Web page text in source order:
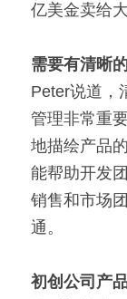
亿美金卖给
需要有清晰
Peter说道，
管理非常重
地描绘产品
能帮助开发
销售和市场
通。
初创公司产